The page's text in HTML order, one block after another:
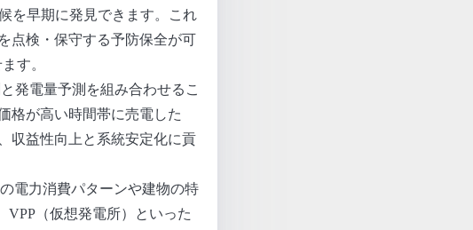
を早期に発見できます。これ
点検・保守する予防保全が可
す。
発電量予測を組み合わせるこ
格が高い時間帯に売電した
収益性向上と系統安定化に貢
電力消費パターンや建物の特
VPP（仮想発電所）といった